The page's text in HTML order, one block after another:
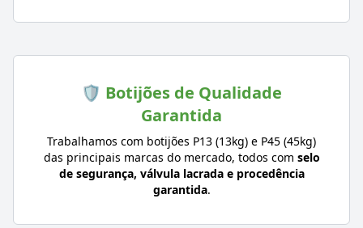
🛡️ Botijões de Qualidade
Garantida
Trabalhamos com botijões P13 (13kg) e P45 (45kg)
das principais marcas do mercado, todos com selo
de segurança, válvula lacrada e procedência
garantida.